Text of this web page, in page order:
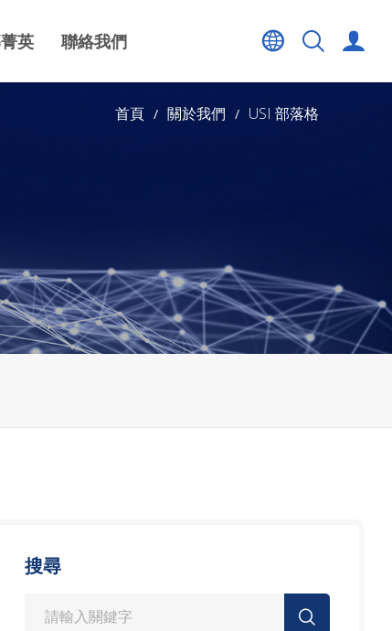
英 聯絡我們
首頁 關於我們 USI 部落格
搜尋